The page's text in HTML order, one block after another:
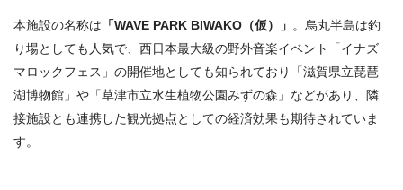
本施設の名称は 「WAVE PARK BIWAKO（仮）」 。烏丸半島は釣
り場としても人気で、西日本最大級の野外音楽イベント「イナズ
マロックフェス」の開催地としても知られており「滋賀県立琵琶
湖博物館」や「草津市立水生植物公園みずの森」などがあり、隣
接施設とも連携した観光拠点としての経済効果も期待されていま
す。